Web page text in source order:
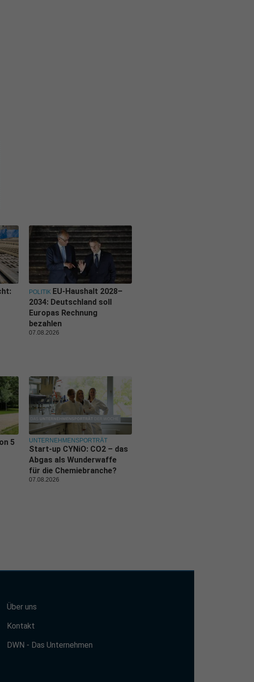
POLITIK EU-Haushalt 2028–
2034: Deutschland soll
Europas Rechnung
bezahlen
07.08.2026
5
UNTERNEHMENSPORTRÄT
Start-up CYNiO: CO2 – das
Abgas als Wunderwaffe
für die Chemiebranche?
07.08.2026
Über uns
Kontakt
DWN - Das Unternehmen